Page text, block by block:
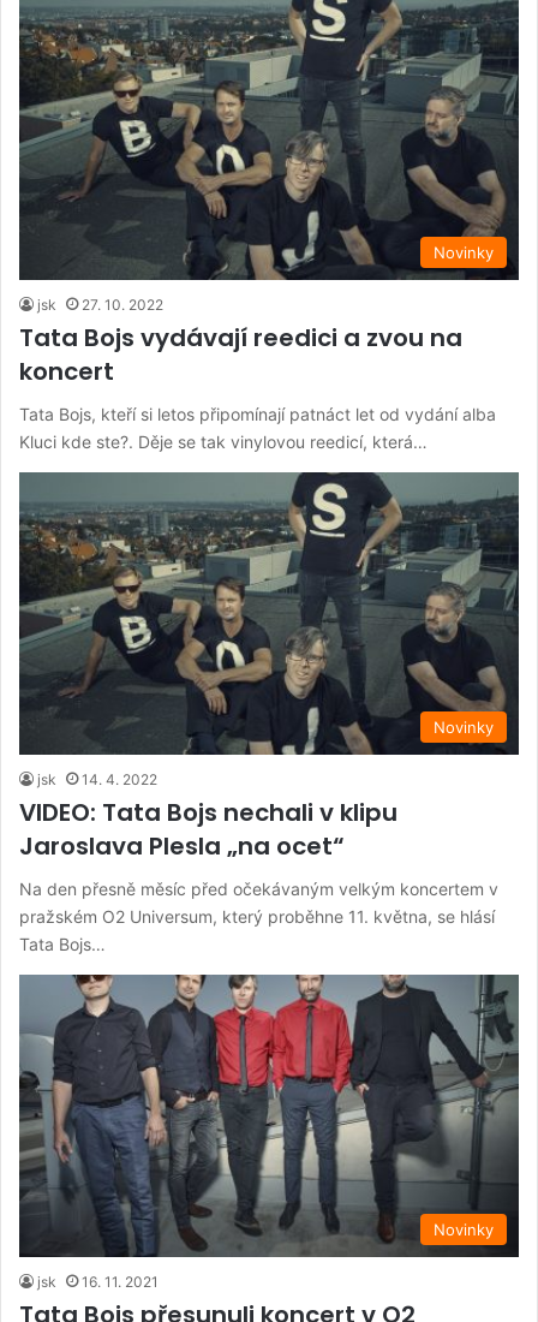
Novinky
jsk 27. 10. 2022
Tata Bojs vydávají reedici a zvou na
koncert
Tata Bojs, kteří si letos připomínají patnáct let od vydání alba
Kluci kde ste?. Děje se tak vinylovou reedicí, která…
Novinky
jsk 14. 4. 2022
VIDEO: Tata Bojs nechali v klipu
Jaroslava Plesla „na ocet“
Na den přesně měsíc před očekávaným velkým koncertem v
pražském O2 Universum, který proběhne 11. května, se hlásí
Tata Bojs…
Novinky
jsk 16. 11. 2021
Tata Bojs přesunuli koncert v O2